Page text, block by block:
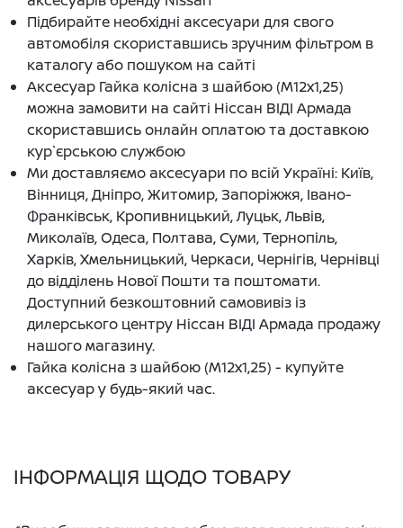
Підбирайте необхідні аксесуари для свого
автомобіля скориставшись зручним фільтром в
каталогу або пошуком на сайті
Аксесуар Гайка колісна з шайбою (M12x1,25)
можна замовити на сайті Ніссан ВІДІ Армада
скориставшись онлайн оплатою та доставкою
кур`єрською службою
Ми доставляємо аксесуари по всій Україні: Київ,
Вінниця, Дніпро, Житомир, Запоріжжя, Івано-
Франківськ, Кропивницький, Луцьк, Львів,
Миколаїв, Одеса, Полтава, Суми, Тернопіль,
Харків, Хмельницький, Черкаси, Чернігів, Чернівці
до відділень Нової Пошти та поштомати.
Доступний безкоштовний самовивіз із
дилерського центру Ніссан ВІДІ Армада продажу
нашого магазину.
Гайка колісна з шайбою (M12x1,25) - купуйте
аксесуар у будь-який час.
ІНФОРМАЦІЯ ЩОДО ТОВАРУ